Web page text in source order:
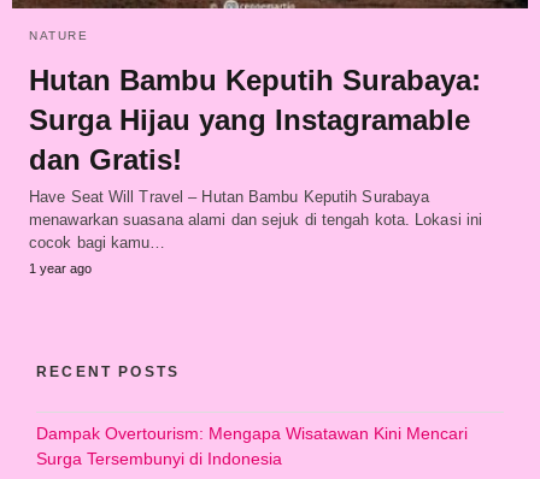
NATURE
Hutan Bambu Keputih Surabaya:
Surga Hijau yang Instagramable
dan Gratis!
Have Seat Will Travel – Hutan Bambu Keputih Surabaya
menawarkan suasana alami dan sejuk di tengah kota. Lokasi ini
cocok bagi kamu…
1 year ago
RECENT POSTS
Dampak Overtourism: Mengapa Wisatawan Kini Mencari
Surga Tersembunyi di Indonesia